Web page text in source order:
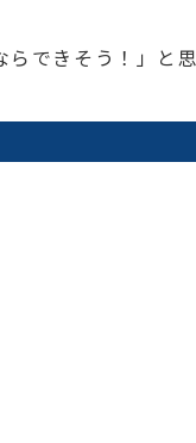
らできそう！」と